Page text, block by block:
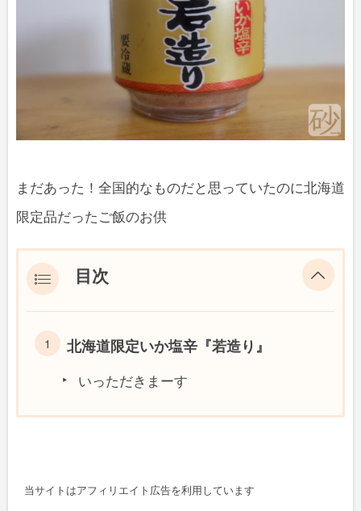
まだあった！全国的なものだと思っていたのに北海道
限定品だったご飯のお供
目次
北海道限定いか塩辛『若造り』
いっただきまーす
当サイトはアフィリエイト広告を利用しています